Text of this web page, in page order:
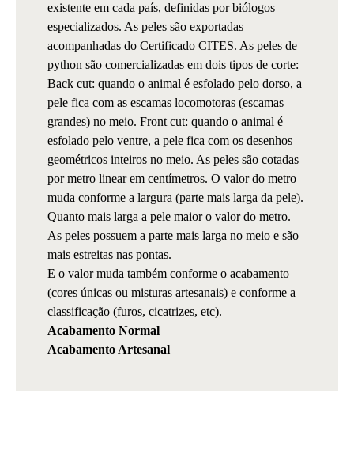
existente em cada país, definidas por biólogos
especializados. As peles são exportadas
acompanhadas do Certificado CITES. As peles de
python são comercializadas em dois tipos de corte:
Back cut: quando o animal é esfolado pelo dorso, a
pele fica com as escamas locomotoras (escamas
grandes) no meio. Front cut: quando o animal é
esfolado pelo ventre, a pele fica com os desenhos
geométricos inteiros no meio. As peles são cotadas
por metro linear em centímetros. O valor do metro
muda conforme a largura (parte mais larga da pele).
Quanto mais larga a pele maior o valor do metro.
As peles possuem a parte mais larga no meio e são
mais estreitas nas pontas.
E o valor muda também conforme o acabamento
(cores únicas ou misturas artesanais) e conforme a
classificação (furos, cicatrizes, etc).
Acabamento Normal
Acabamento Artesanal